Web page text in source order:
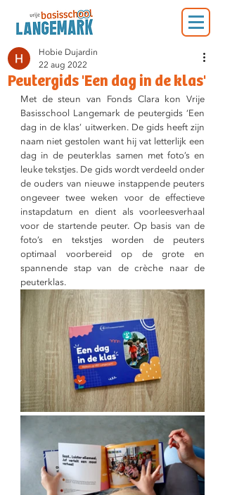
Peutergids 'Een dag in de klas'
Hobie Dujardin
22 aug 2022
Met de steun van Fonds Clara kon Vrije
Basisschool Langemark de peutergids ‘Een
dag in de klas’ uitwerken. De gids heeft zijn
naam niet gestolen want hij vat letterlijk een
dag in de peuterklas samen met foto’s en
leuke tekstjes. De gids wordt verdeeld onder
de ouders van nieuwe instappende peuters
ongeveer twee weken voor de effectieve
instapdatum en dient als voorleesverhaal
voor de startende peuter. Op basis van de
foto’s en tekstjes worden de peuters
optimaal voorbereid op de grote en
spannende stap van de crèche naar de
peuterklas.